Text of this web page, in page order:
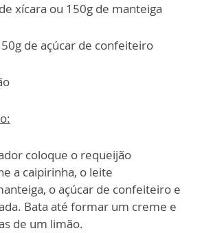
xícara ou 150g de manteiga
de açúcar de confeiteiro
coloque o requeijão
a caipirinha, o leite
o açúcar de confeiteiro e
Bata até formar um creme e
de um limão.